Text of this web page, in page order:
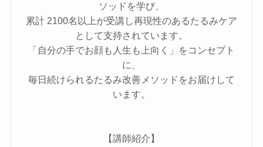
ソッドを学び、
累計 2100名以上が受講し再現性のあるたるみケア
として支持されています。
「自分の手でお顔も人生も上向く」をコンセプト
に、
毎日続けられるたるみ改善メソッドをお届けして
います。
【講師紹介】